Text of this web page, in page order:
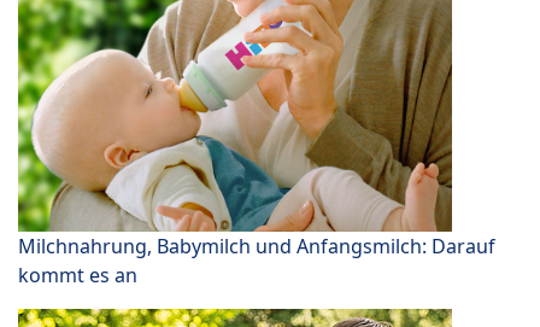
Milchnahrung, Babymilch und Anfangsmilch: Darauf
kommt es an